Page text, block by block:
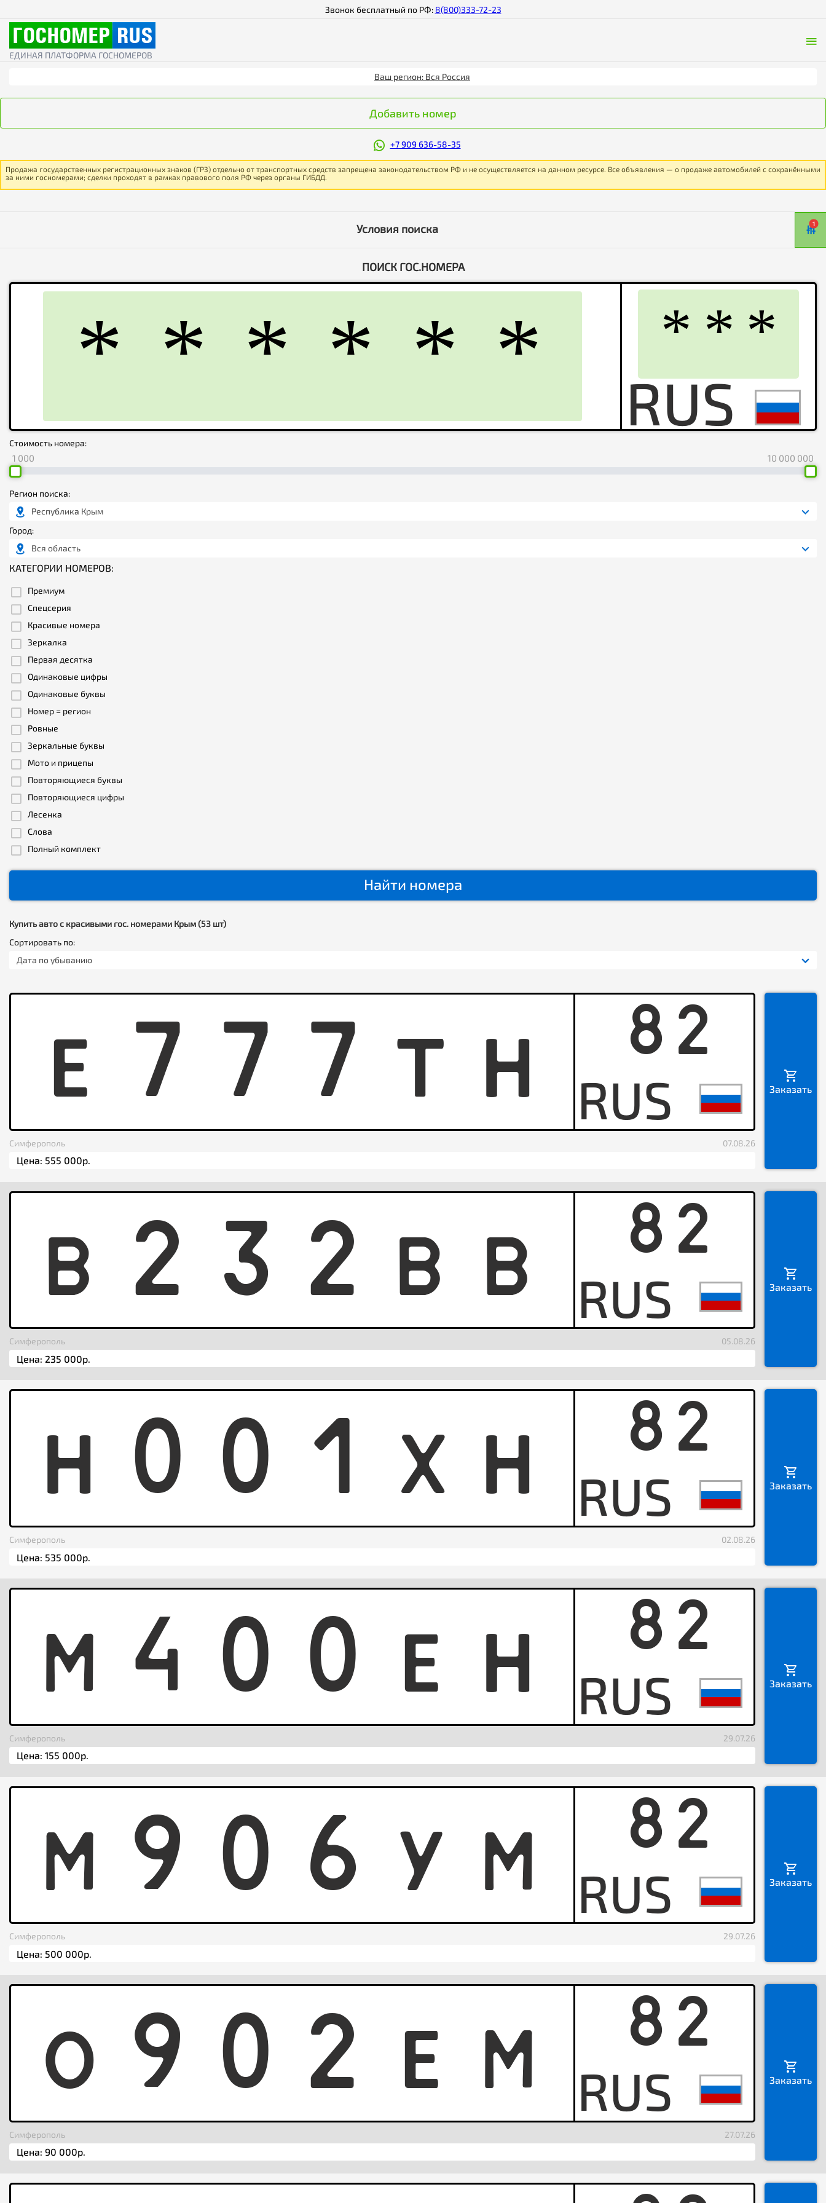
Звонок бесплатный по РФ: 8(800)333-72-23
ЕДИНАЯ ПЛАТФОРМА ГОСНОМЕРОВ
Ваш регион: Вся Россия
Добавить номер
+7 909 636-58-35
Продажа государственных регистрационных знаков (ГРЗ) отдельно от транспортных средств запрещена законодательством РФ и не осуществляется на данном ресурсе. Все объявления — о продаже автомобилей с сохранёнными
за ними госномерами; сделки проходят в рамках правового поля РФ через органы ГИБДД.
Условия поиска 1
ПОИСК ГОС.НОМЕРА
Стоимость номера:
1 000 10 000 000
Регион поиска:
Республика Крым
Город:
Вся область
КАТЕГОРИИ НОМЕРОВ:
Премиум
Спецсерия
Красивые номера
Зеркалка
Первая десятка
Одинаковые цифры
Одинаковые буквы
Номер = регион
Ровные
Зеркальные буквы
Мото и прицепы
Повторяющиеся буквы
Повторяющиеся цифры
Лесенка
Слова
Полный комплект
Найти номера
Купить авто с красивыми гос. номерами Крым (53 шт)
Сортировать по:
Дата по убыванию
E 7 7 7 T H 82
Симферополь 07.08.26
Заказать
B 2 3 2 B B 82
Симферополь 05.08.26
Заказать
H 0 0 1 X H 82
Симферополь 02.08.26
Заказать
M 4 0 0 E H 82
Симферополь 29.07.26
Заказать
M 9 0 6 Y M 82
Симферополь 29.07.26
Заказать
O 9 0 2 E M 82
Симферополь 27.07.26
Заказать